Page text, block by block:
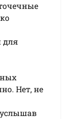
для
Нет, не
услышав